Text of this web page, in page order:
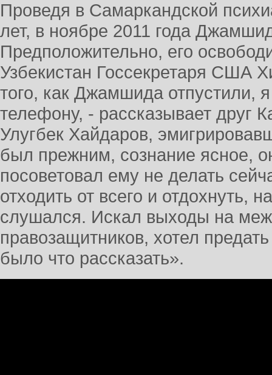
Проведя в Самаркандской
лет, в ноябре 2011 года
Предположительно, его
Узбекистан Госсекретаря США
того, как Джамшида отпустили,
телефону, - рассказывает друг
Улугбек Хайдаров,
был прежним, сознание ясное,
посоветовал ему не делать
отходить от всего и отдохнуть,
слушался. Искал выходы на
правозащитников, хотел
было что рассказать».